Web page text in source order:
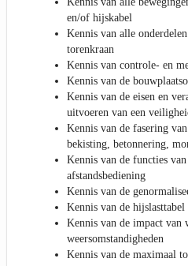
en/of hijskabel
Kennis van alle
torenkraan
Kennis van controle- en
Kennis van de
Kennis van de eisen en
uitvoeren van een
Kennis van de fasering
bekisting, betonnering,
Kennis van de functies
afstandsbediening
Kennis van de
Kennis van de hijslasttabel
Kennis van de impact van
weersomstandigheden
Kennis van de maximaal